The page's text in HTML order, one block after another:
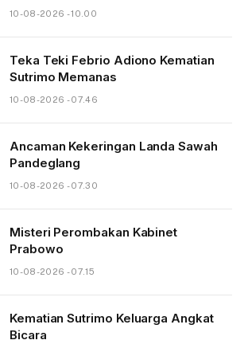
10-08-2026 - 10.00
Teka Teki Febrio Adiono Kematian
Sutrimo Memanas
10-08-2026 - 07.46
Ancaman Kekeringan Landa Sawah
Pandeglang
10-08-2026 - 07.30
Misteri Perombakan Kabinet
Prabowo
10-08-2026 - 07.15
Kematian Sutrimo Keluarga Angkat
Bicara